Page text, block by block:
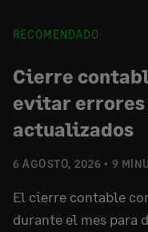
RECOMENDADO
6 AGOSTO, 2026 9
Cierre
evitar errores
actualizados
El cierre contable
durante el mes para